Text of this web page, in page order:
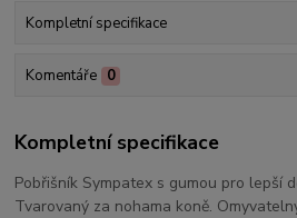
Kompletní specifikace
Komentáře 0
Kompletní specifikace
Pobřišník Sympatex s gumou pro lepší
Tvarovaný za nohama koně.